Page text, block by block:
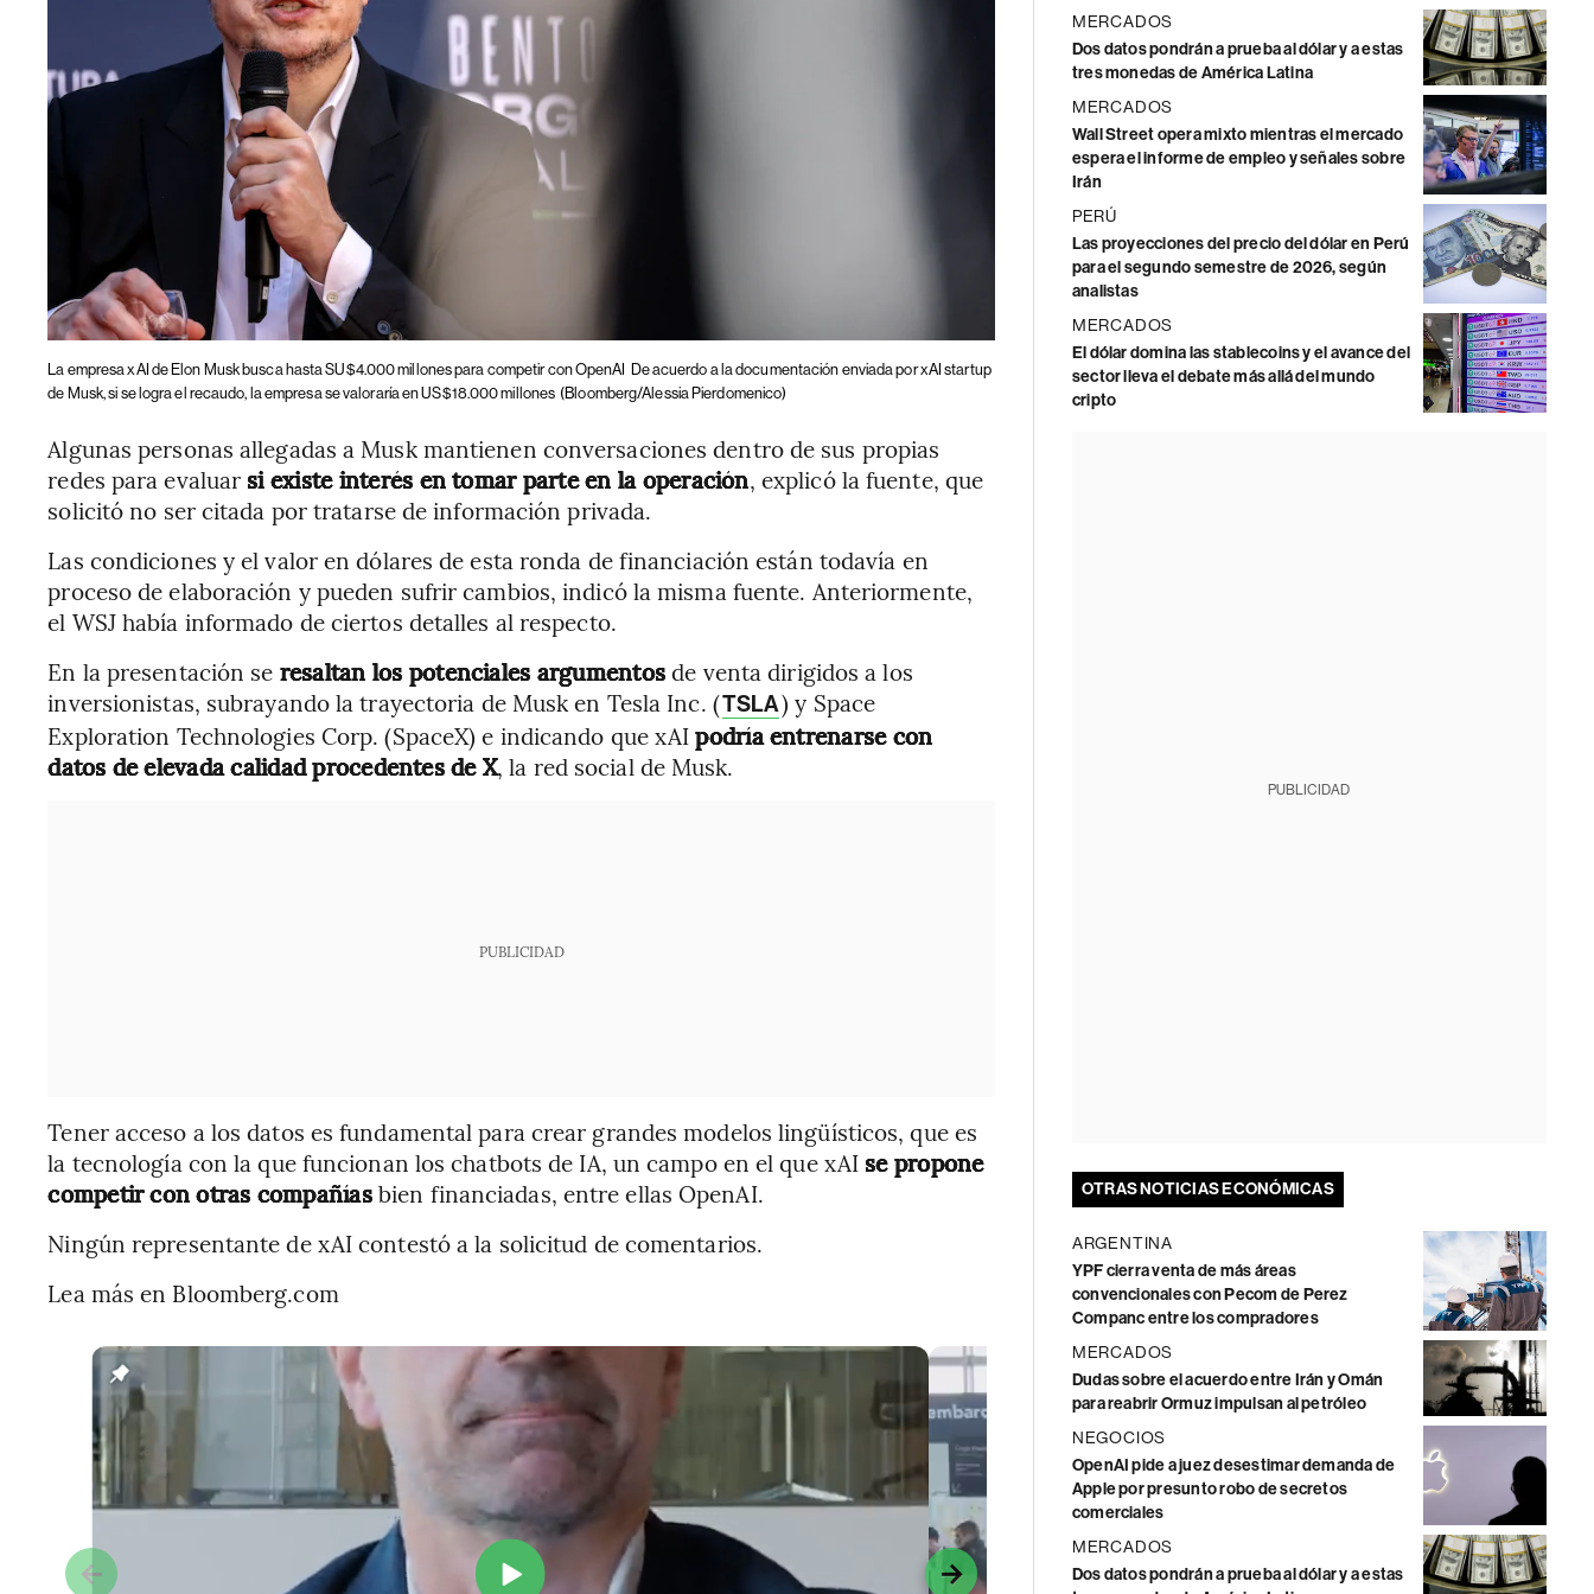
La empresa xAI de Elon Musk busca hasta SU$4.000 millones para competir con OpenAI De acuerdo a la documentación enviada por xAI startup
de Musk, si se logra el recaudo, la empresa se valoraría en US$18.000 millones (Bloomberg/Alessia Pierdomenico)
Algunas personas allegadas a Musk mantienen conversaciones dentro de sus propias
redes para evaluar si existe interés en tomar parte en la operación, explicó la fuente, que
solicitó no ser citada por tratarse de información privada.
Las condiciones y el valor en dólares de esta ronda de financiación están todavía en
proceso de elaboración y pueden sufrir cambios, indicó la misma fuente. Anteriormente,
el WSJ había informado de ciertos detalles al respecto.
En la presentación se resaltan los potenciales argumentosde venta dirigidos a los
inversionistas, subrayando la trayectoria de Musk en Tesla Inc. (TSLA) y Space
Exploration Technologies Corp. (SpaceX) e indicando que xAIpodría entrenarse con
datos de elevada calidad procedentes de X, la red social de Musk.
PUBLICIDAD
Tener acceso a los datos es fundamental para crear grandes modelos lingüísticos, que es
la tecnología con la que funcionan los chatbots de IA, un campo en el que xAI se propone
competir con otras compañíasbien financiadas, entre ellas OpenAI.
Ningún representante de xAI contestó a la solicitud de comentarios.
Lea más en Bloomberg.com
MERCADOS
Dos datos pondrán a prueba al dólar y a estas
tres monedas de América Latina
MERCADOS
Wall Street opera mixto mientras el mercado
espera el informe de empleo y señales sobre
Irán
PERÚ
Las proyecciones del precio del dólar en Perú
para el segundo semestre de 2026, según
analistas
MERCADOS
El dólar domina las stablecoins y el avance del
sector lleva el debate más allá del mundo
cripto
PUBLICIDAD
OTRAS NOTICIAS ECONÓMICAS
ARGENTINA
YPF cierra venta de más áreas
convencionales con Pecom de Perez
Companc entre los compradores
MERCADOS
Dudas sobre el acuerdo entre Irán y Omán
para reabrir Ormuz impulsan al petróleo
NEGOCIOS
OpenAI pide a juez desestimar demanda de
Apple por presunto robo de secretos
comerciales
MERCADOS
Dos datos pondrán a prueba al dólar y a estas